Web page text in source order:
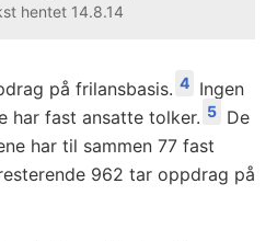
hentet 14.8.14
på frilansbasis. 4 Ingen
har fast ansatte tolker. 5 De
har til sammen 77 fast
962 tar oppdrag på